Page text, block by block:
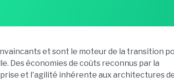
et sont le moteur de la transition
Des économies de coûts reconnus par la
et l'agilité inhérente aux architectures